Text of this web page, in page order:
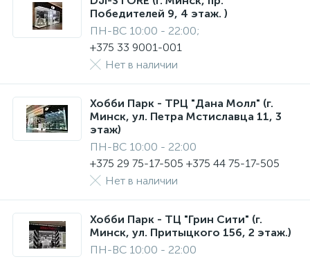
Победителей 9, 4 этаж. )
ПН-ВС 10:00 - 22:00;
+375 33 9001-001
Нет в наличии
Хобби Парк - ТРЦ "Дана Молл" (г.
Минск, ул. Петра Мстиславца 11, 3
этаж)
ПН-ВС 10:00 - 22:00
+375 29 75-17-505 +375 44 75-17-505
Нет в наличии
Хобби Парк - ТЦ "Грин Сити" (г.
Минск, ул. Притыцкого 156, 2 этаж.)
ПН-ВС 10:00 - 22:00